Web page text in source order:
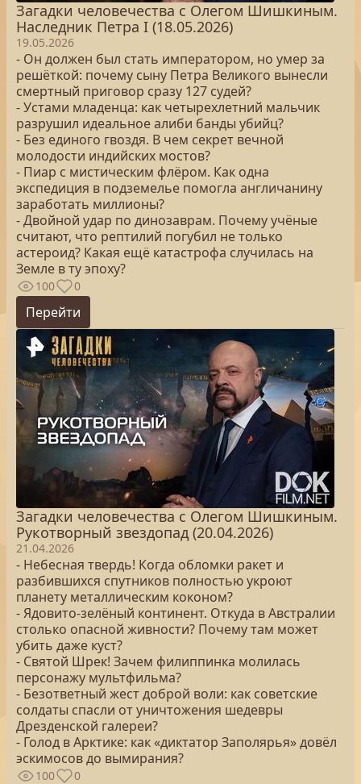
Загадки человечества с Олегом Шишкиным.
Наследник Петра I (18.05.2026)
19.05.2026
- Он должен был стать императором, но умер за
решёткой: почему сыну Петра Великого вынесли
смертный приговор сразу 127 судей?
- Устами младенца: как четырехлетний мальчик
разрушил идеальное алиби банды убийц?
- Без единого гвоздя. В чем секрет вечной
молодости индийских мостов?
- Пиар с мистическим флёром. Как одна
экспедиция в подземелье помогла англичанину
заработать миллионы?
- Двойной удар по динозаврам. Почему учёные
считают, что рептилий погубил не только
астероид? Какая ещё катастрофа случилась на
Земле в ту эпоху?
100 0
Перейти
Загадки человечества с Олегом Шишкиным.
Рукотворный звездопад (20.04.2026)
21.04.2026
- Небесная твердь! Когда обломки ракет и
разбившихся спутников полностью укроют
планету металлическим коконом?
- Ядовито-зелёный континент. Откуда в Австралии
столько опасной живности? Почему там может
убить даже куст?
- Святой Шрек! Зачем филиппинка молилась
персонажу мультфильма?
- Безответный жест доброй воли: как советские
солдаты спасли от уничтожения шедевры
Дрезденской галереи?
- Голод в Арктике: как «диктатор Заполярья» довёл
эскимосов до вымирания?
100 0